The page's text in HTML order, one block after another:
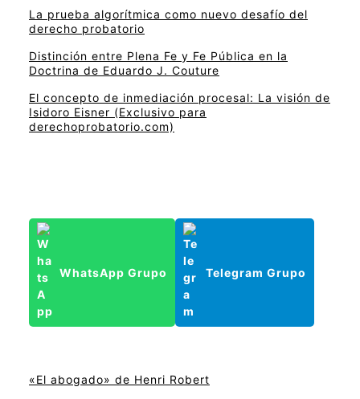
La prueba algorítmica como nuevo desafío del
derecho probatorio
Distinción entre Plena Fe y Fe Pública en la
Doctrina de Eduardo J. Couture
El concepto de inmediación procesal: La visión de
Isidoro Eisner (Exclusivo para
derechoprobatorio.com)
WhatsApp Grupo Telegram Grupo
«El abogado» de Henri Robert